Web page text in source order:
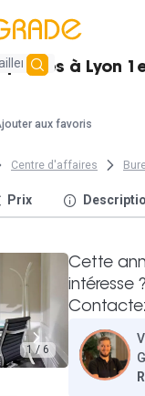
postes à Lyon
aux favoris
Centre d'affaires
Prix
1 / 6
Cette
intéresse ?